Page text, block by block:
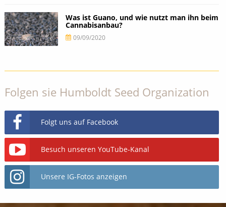
Was ist Guano, und wie nutzt man ihn beim
Cannabisanbau?
09/09/2020
Folgen sie Humboldt Seed Organization
Folgt uns auf Facebook
Besuch unseren YouTube-Kanal
Unsere IG-Fotos anzeigen